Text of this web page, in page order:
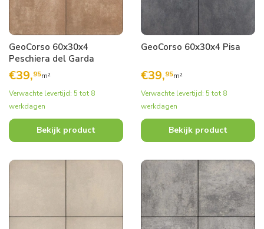
GeoCorso 60x30x4
Peschiera del Garda
€39,95m²
Verwachte levertijd: 5 tot 8
werkdagen
Bekijk product
GeoCorso 60x30x4 Pisa
€39,95m²
Verwachte levertijd: 5 tot 8
werkdagen
Bekijk product